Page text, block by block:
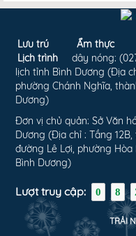
Lưu trú Ẩm thực
Lịch trình
dây nóng:
lịch tỉnh Bình Dương (Địa
phường Chánh Nghĩa,
Dương)
Đơn vị chủ quản: Sở Văn
Dương (Địa chỉ : Tầng
đường Lê Lợi, phường
Bình Dương)
Lượt truy cập: 0 8
TRẢI